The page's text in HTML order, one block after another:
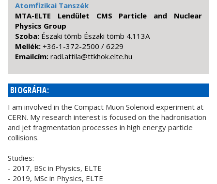
Atomfizikai Tanszék
MTA-ELTE Lendület CMS Particle and Nuclear
Physics Group
Szoba: Északi tömb Északi tömb 4.113A
Mellék: +36-1-372-2500 / 6229
Emailcím: uh.etle.kohktt@alitta.ldar
BIOGRÁFIA:
I am involved in the Compact Muon Solenoid experiment at
CERN. My research interest is focused on the hadronisation
and jet fragmentation processes in high energy particle
collisions.
Studies:
- 2017, BSc in Physics, ELTE
- 2019, MSc in Physics, ELTE